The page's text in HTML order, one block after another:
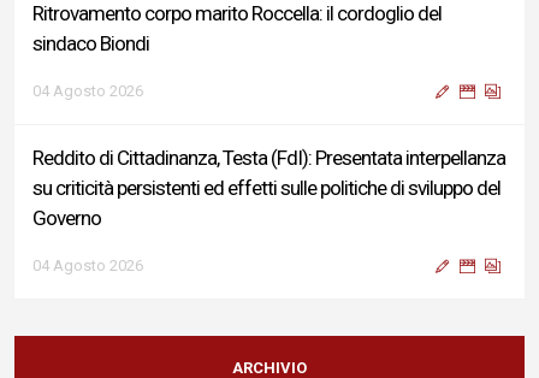
Ritrovamento corpo marito Roccella: il cordoglio del
sindaco Biondi
04 Agosto 2026
Reddito di Cittadinanza, Testa (FdI): Presentata interpellanza
su criticità persistenti ed effetti sulle politiche di sviluppo del
Governo
04 Agosto 2026
Sigismondi, Liris e Testa: “Profondo cordoglio e vicinanza al
Ministro Roccella e alla sua famiglia”
ARCHIVIO